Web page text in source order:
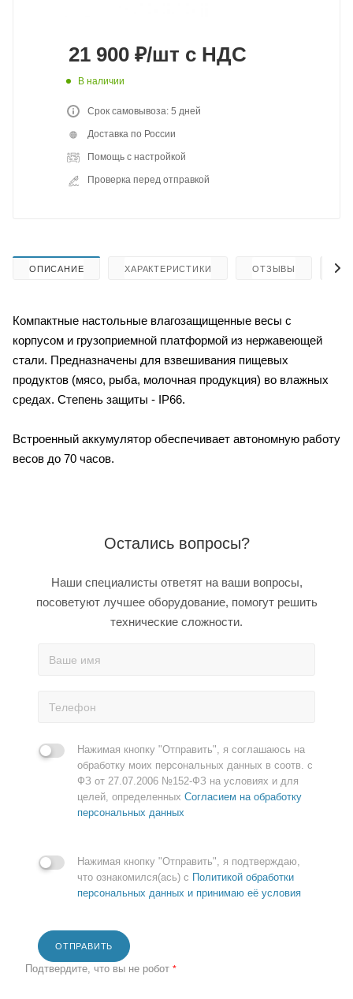
21 900 ₽/шт с НДС
В наличии
Срок самовывоза: 5 дней
Доставка по России
Помощь с настройкой
Проверка перед отправкой
ОПИСАНИЕ ХАРАКТЕРИСТИКИ ОТЗЫВЫ
Компактные настольные влагозащищенные весы с
корпусом и грузоприемной платформой из нержавеющей
стали. Предназначены для взвешивания пищевых
продуктов (мясо, рыба, молочная продукция) во влажных
средах. Степень защиты - IP66.
Встроенный аккумулятор обеспечивает автономную работу
весов до 70 часов.
Остались вопросы?
Наши специалисты ответят на ваши вопросы,
посоветуют лучшее оборудование, помогут решить
технические сложности.
Нажимая кнопку "Отправить", я соглашаюсь на
обработку моих персональных данных в соотв. с
ФЗ от 27.07.2006 №152-ФЗ на условиях и для
целей, определенных Согласием на обработку
персональных данных
Нажимая кнопку "Отправить", я подтверждаю,
что ознакомился(ась) с Политикой обработки
персональных данных и принимаю её условия
ОТПРАВИТЬ
Подтвердите, что вы не робот *